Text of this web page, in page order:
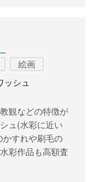
絵画
ッシュ
観などの特徴が
ュ(水彩に近い
すれや刷毛の
彩作品も高額査